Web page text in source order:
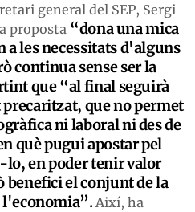
general del SEP, Sergi
proposta “dona una mica
a les necessitats d'alguns
continua sense ser la
que “alfinalseguirà
que no permet
ni laboral ni des de
què pugui apostar pel
en poder tenir valor
benefici el conjunt de la
l'economia”.Així, ha